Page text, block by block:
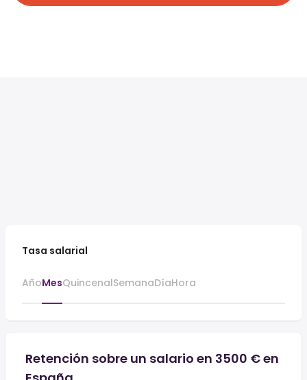
Tasa salarial
AñoMesQuincenalSemanaDíaHora
Retención sobre un salario en 3500 € en